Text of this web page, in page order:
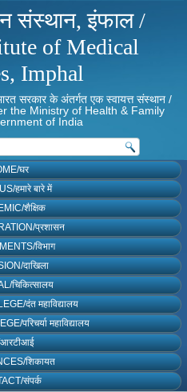
संस्थान, इंफाल /
of Medical
Imphal
सरकार के अंतर्गत एक स्वायत्त संस्थान /
the Ministry of Health & Family
of India
घर
हमारे बारे में
शैक्षिक
प्रशासन
विभाग
दाखिला
चिकित्सालय
दंत महाविद्यालय
परिचर्या महाविद्यालय
शिकायत
संपर्क